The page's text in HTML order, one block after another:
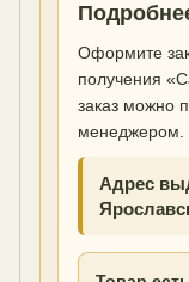
Оформите
получения
заказ можно
менеджером.
Адрес